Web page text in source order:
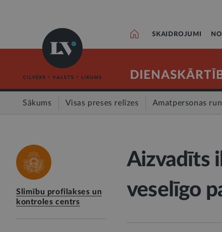
SKAIDROJUMI
Sākums Visas preses relīzes Amatpersonas
Slimību profilakses un
kontroles centrs
Aizvadīts
veselīgo